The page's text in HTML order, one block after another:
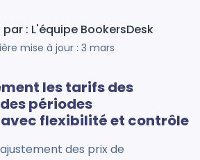
par : L'équipe BookersDesk
mise à jour : 3 mars
les tarifs des
périodes
flexibilité et contrôle
des prix de